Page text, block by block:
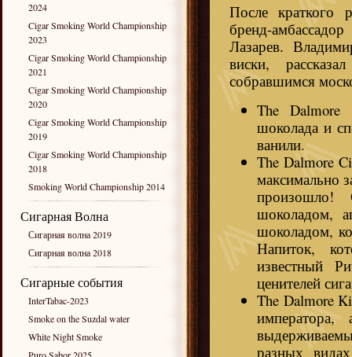
2024
Cigar Smoking World Championship
2023
Cigar Smoking World Championship
2021
Cigar Smoking World Championship
2020
Cigar Smoking World Championship
2019
Cigar Smoking World Championship
2018
Smoking World Championship 2014
Сигарная Волна
Сигарная волна 2019
Сигарная волна 2018
Сигарные события
InterTabac-2023
Smoke on the Suzdal water
White Night Smoke
После краткого
бренд-
Лазарев.
виски,
собравшимся
The
шоколада и
ванили.
The Dalmore
максимально
произошло!
шоколадом,
шоколадом,
Напиток,
известный
ценителей
The Dalmore
разных